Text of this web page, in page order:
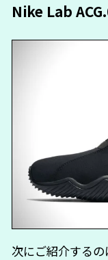
Nike Lab
次にご紹介する